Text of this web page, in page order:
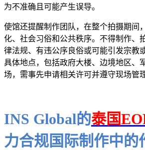
为不准确且可能产生误导。
使馆还提醒制作团队，在整个拍摄期间
化、社会习俗和公共秩序。不得制作、
律法规、有违公序良俗或可能引发宗教
具体地点，包括政府大楼、边境地区、
场，需事先申请相关许可并遵守现场管
INS Global的泰国
力合规国际制作中的